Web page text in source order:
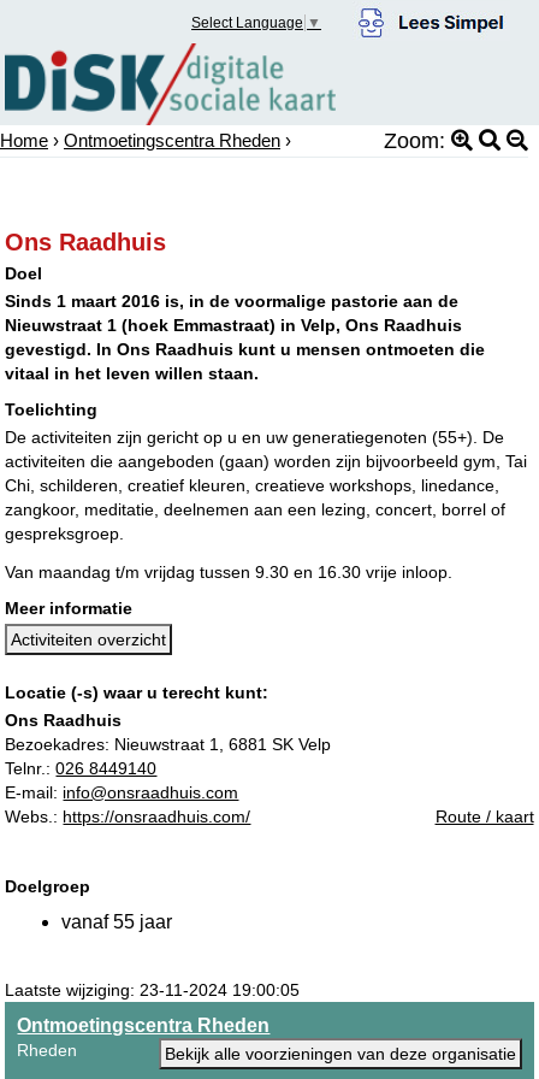
Select Language ▼
Home › Ontmoetingscentra Rheden › Zoom:
Ons Raadhuis
Doel
Sinds 1 maart 2016 is, in de voormalige pastorie aan de
Nieuwstraat 1 (hoek Emmastraat) in Velp, Ons Raadhuis
gevestigd. In Ons Raadhuis kunt u mensen ontmoeten die
vitaal in het leven willen staan.
Toelichting
De activiteiten zijn gericht op u en uw generatiegenoten (55+). De
activiteiten die aangeboden (gaan) worden zijn bijvoorbeeld gym, Tai
Chi, schilderen, creatief kleuren, creatieve workshops, linedance,
zangkoor, meditatie, deelnemen aan een lezing, concert, borrel of
gespreksgroep.
Van maandag t/m vrijdag tussen 9.30 en 16.30 vrije inloop.
Meer informatie
Activiteiten overzicht
Locatie (-s) waar u terecht kunt:
Ons Raadhuis
Bezoekadres: Nieuwstraat 1, 6881 SK Velp
Telnr.:026 8449140
E-mail: info@onsraadhuis.com
Webs.: https://onsraadhuis.com/ Route / kaart
Doelgroep
vanaf 55 jaar
Laatste wijziging: 23-11-2024 19:00:05
Ontmoetingscentra Rheden
Bekijk alle voorzieningen van deze organisatie
Rheden